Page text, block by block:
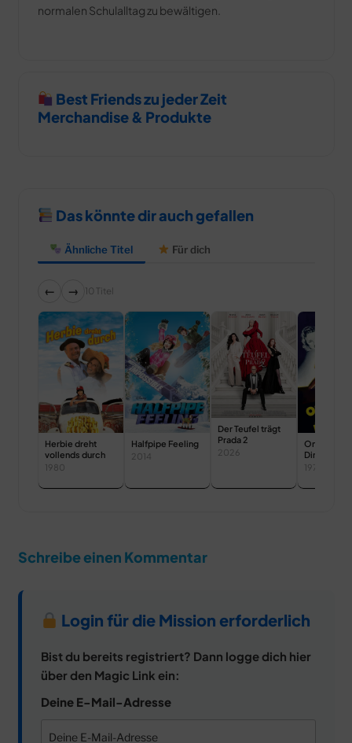
normalen Schulalltag zu bewältigen.
Best Friends zu jeder Zeit
Merchandise & Produkte
Das könnte dir auch gefallen
Ähnliche Titel Für dich
← → 10 Titel
Herbie dreht
vollends durch
1980
Halfpipe Feeling
2014
Der Teufel trägt
Prada 2
2026
One of Our
Dinosaurs
Missing
1975
Schreibe einen Kommentar
Login für die Mission erforderlich
Bist du bereits registriert? Dann logge dich hier
über den Magic Link ein:
Deine E-Mail-Adresse